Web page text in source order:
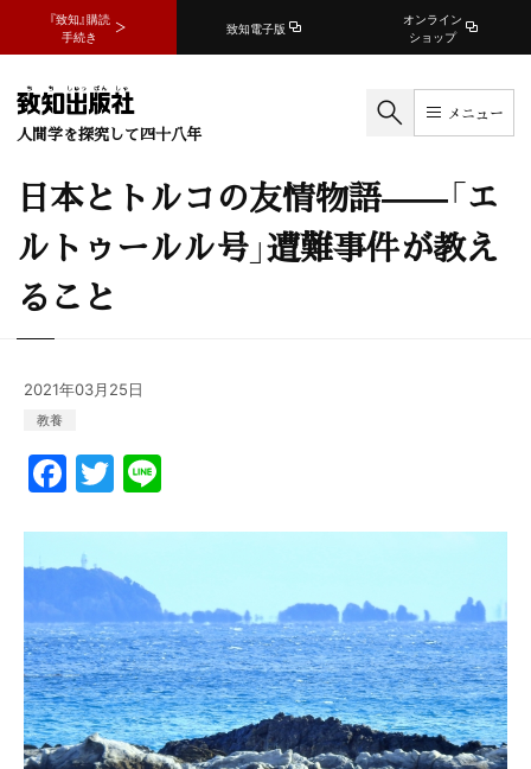
『致知』購読
手続き
致知電子版
オンライン
ショップ
人間学を探究して四十八年
メニュー
日本とトルコの友情物語——「エ
ルトゥールル号」遭難事件が教え
ること
2021年03月25日
教養
F
a
c
e
b
o
o
k
T
w
itt
er
e